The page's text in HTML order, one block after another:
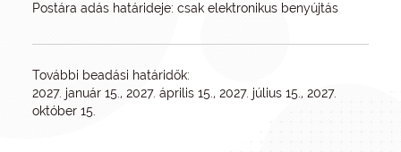
Postára adás határideje: csak elektronikus benyújtás
További beadási határidők:
2027. január 15., 2027. április 15., 2027. július 15., 2027.
október 15.